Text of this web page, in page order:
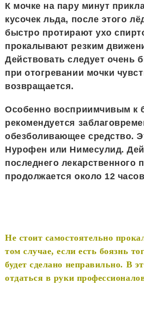
К мочке на пару минут
кусочек льда, после этого
быстро протирают ухо
прокалывают резким
Действовать следует очень
при отогревании мочки
возвращается.
Особенно восприимчивым к
рекомендуется
обезболивающее средство.
Нурофен или Нимесулид.
последнего лекарственного
продолжается около 12
Не стоит самостоятельно
том случае, если есть боязнь
будет сделано неправильно. В
отдаться в руки